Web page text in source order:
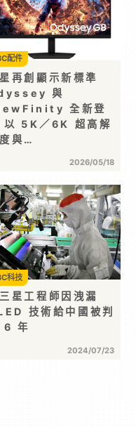
再創顯示新標準
與
全新登
以 5K／6K 超高解
與…
2026/05/18
配件
星工程師因洩漏
技術給中國被判
6 年
2024/07/23
科技